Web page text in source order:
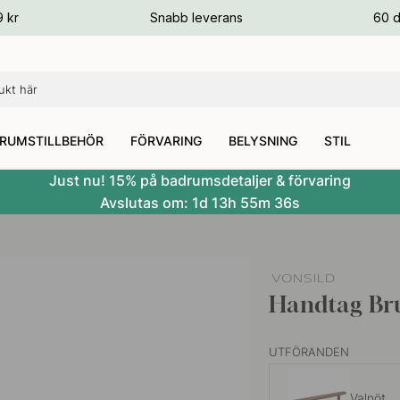
kr Snabb leverans 60
FÖRVARING BELYSNING STIL
Just nu! 15% på badrumsdetaljer & förvaring
Avslutas om: 1d 13h 55m 35s
Handtag
UTFÖRANDEN